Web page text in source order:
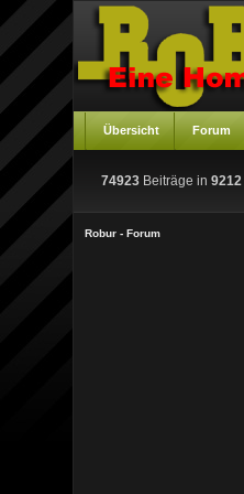
Übersicht Forum
74923 Beiträge in9212
Robur - Forum